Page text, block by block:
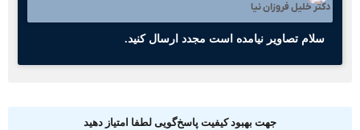
دکتر خلیل فروزان نیا
سلام تصاویر نیامده است مجدد ارسال کنید.
جهت بهبود کیفیت پاسخ‌گویی لطفا امتیاز دهید